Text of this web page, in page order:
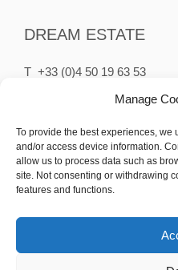
Manage
To provide the best experiences, we
and/or access device information.
allow us to process data such as
site. Not consenting or withdrawing
features and functions.
DREAM ESTATE
T +33 (0)4 50 19 63 53
M contact@dream-estate.fr
15 Rue des Clefs
74230 Thônes France